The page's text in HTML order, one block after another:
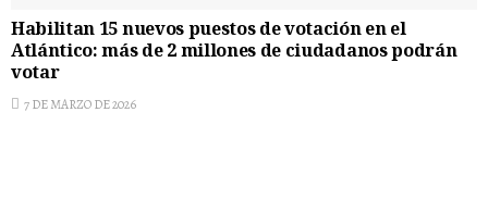
Habilitan 15 nuevos puestos de votación en el
Atlántico: más de 2 millones de ciudadanos podrán
votar
7 DE MARZO DE 2026